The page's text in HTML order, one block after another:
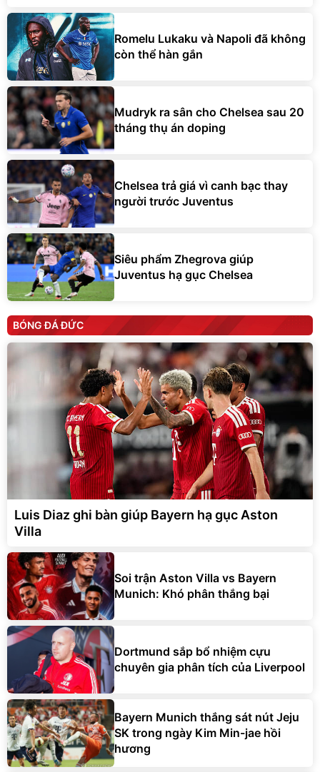
Romelu Lukaku và Napoli đã không
còn thể hàn gắn
Mudryk ra sân cho Chelsea sau 20
tháng thụ án doping
Chelsea trả giá vì canh bạc thay
người trước Juventus
Siêu phẩm Zhegrova giúp
Juventus hạ gục Chelsea
BÓNG ĐÁ ĐỨC
Luis Diaz ghi bàn giúp Bayern hạ gục Aston
Villa
Soi trận Aston Villa vs Bayern
Munich: Khó phân thắng bại
Dortmund sắp bổ nhiệm cựu
chuyên gia phân tích của Liverpool
Bayern Munich thắng sát nút Jeju
SK trong ngày Kim Min-jae hồi
hương